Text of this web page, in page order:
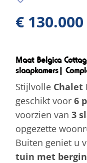
€
Maat Belgica
slaapkamers|
Stijlvolle Chalet
geschikt voor 6
voorzien van 3
opgezette
Buiten geniet u
tuin met